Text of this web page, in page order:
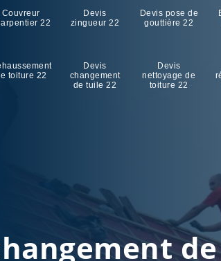
Couvreur
22
Devis
zingueur 22
Devis pose de
gouttière 22
toiture 22
Devis
changement
de tuile 22
Devis
nettoyage de
toiture 22
de